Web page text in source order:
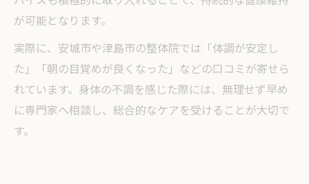
が可能となります。
実際に、安城市や津島市の整体院では「体調が安定し
た」「朝の目覚めが良くなった」などの口コミが寄せら
れています。身体の不調を感じた際には、無理せず早め
に専門家へ相談し、総合的なケアを受けることが大切で
す。